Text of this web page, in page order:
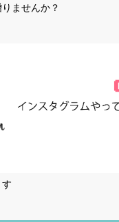
ませんか？